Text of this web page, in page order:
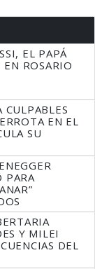
EL PAPÁ
ROSARIO
CULPABLES
EN EL
SU
PARA
Y MILEI
DEL